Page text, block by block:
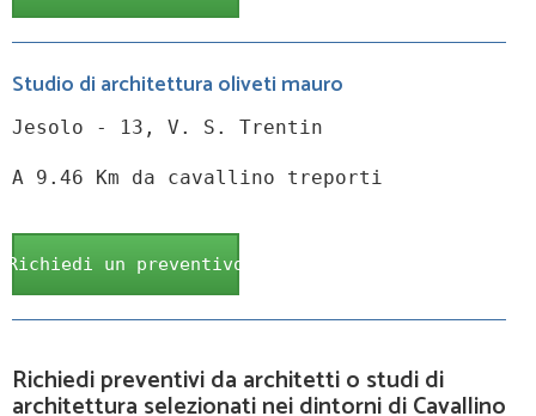
Studio di architettura oliveti mauro
Jesolo - 13, V. S. Trentin
A 9.46 Km da cavallino treporti
Richiedi un preventivo
Richiedi preventivi da architetti o studi di
architettura selezionati nei dintorni di Cavallino